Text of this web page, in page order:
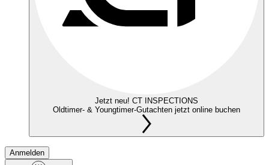
Jetzt neu! CT INSPECTIONS
Oldtimer- & Youngtimer-Gutachten jetzt online buchen
Anmelden